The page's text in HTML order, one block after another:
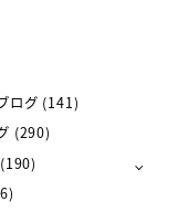
ログ (141)
(290)
(190)